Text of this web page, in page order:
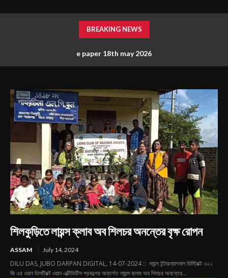
BREAKING NEWS
e paper 18th may 2026
E PAPER 30 MARCH 2026
শিলকুড়িতে লায়ন্স ক্লাব অব শিলচর অনন্তের বৃক্ষ রোপন
ASSAM July 14, 2024
DILU DAS, JUBO DARPAN DIGITAL, 14-07-2024 :: লায়ন্স ইন্টারন্যাশনাল ডিস্ট্রিক্ট ৩২২
জি এর ওয়ান ডিসট্রিক্ট ওয়ান এক্টিভিটিস প্রকল্পের অন্তর্গত লায়ন্স ক্লাব অব শিলচর অনন্তের...